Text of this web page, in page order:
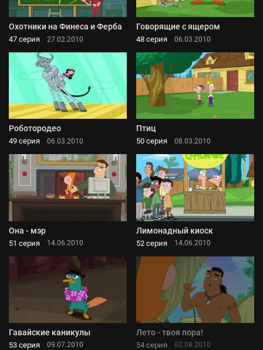
Охотники на Финеса и Ферба
47 серия 27.02.2010
Говорящие с ящером
48 серия 06.03.2010
Роботородео
49 серия 06.03.2010
Птиц
50 серия 08.03.2010
Она - мэр
51 серия 14.06.2010
Лимонадный киоск
52 серия 14.06.2010
Гавайские каникулы
53 серия 09.07.2010
Лето - твоя пора!
54 серия 02.08.2010